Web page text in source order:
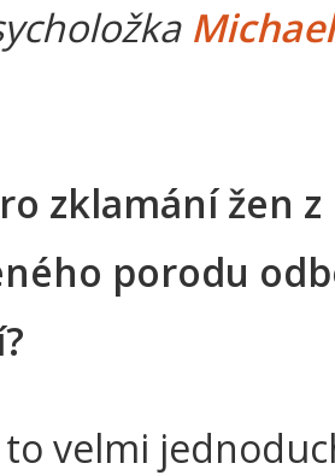
zklamání žen z
porodu
to velmi